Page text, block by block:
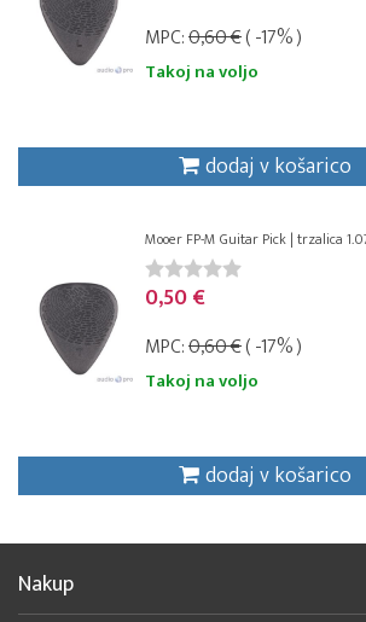
MPC:0,60 €( -17% )
Takoj na voljo
dodaj v košarico
Mooer FP-M Guitar Pick | trzalica
0,50 €
MPC:0,60 €( -17% )
Takoj na voljo
dodaj v košarico
Nakup